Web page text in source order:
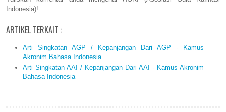
Indonesia)!
ARTIKEL TERKAIT :
Arti Singkatan AGP / Kepanjangan Dari AGP - Kamus
Akronim Bahasa Indonesia
Arti Singkatan AAI / Kepanjangan Dari AAI - Kamus Akronim
Bahasa Indonesia